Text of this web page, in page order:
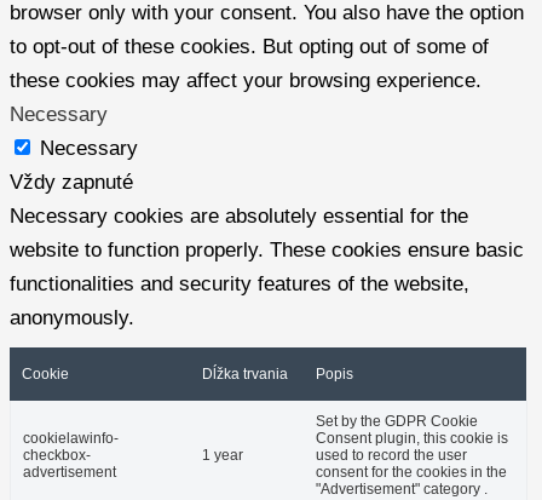
browser only with your consent. You also have the option
to opt-out of these cookies. But opting out of some of
these cookies may affect your browsing experience.
Necessary
Necessary
Vždy zapnuté
Necessary cookies are absolutely essential for the
website to function properly. These cookies ensure basic
functionalities and security features of the website,
anonymously.
Cookie Dĺžka trvania Popis
cookielawinfo-
checkbox-
advertisement
1 year
Set by the GDPR Cookie
Consent plugin, this cookie is
used to record the user
consent for the cookies in the
"Advertisement" category .